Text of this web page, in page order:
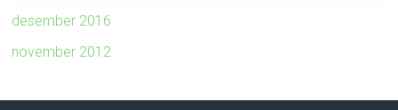
desember 2016
november 2012